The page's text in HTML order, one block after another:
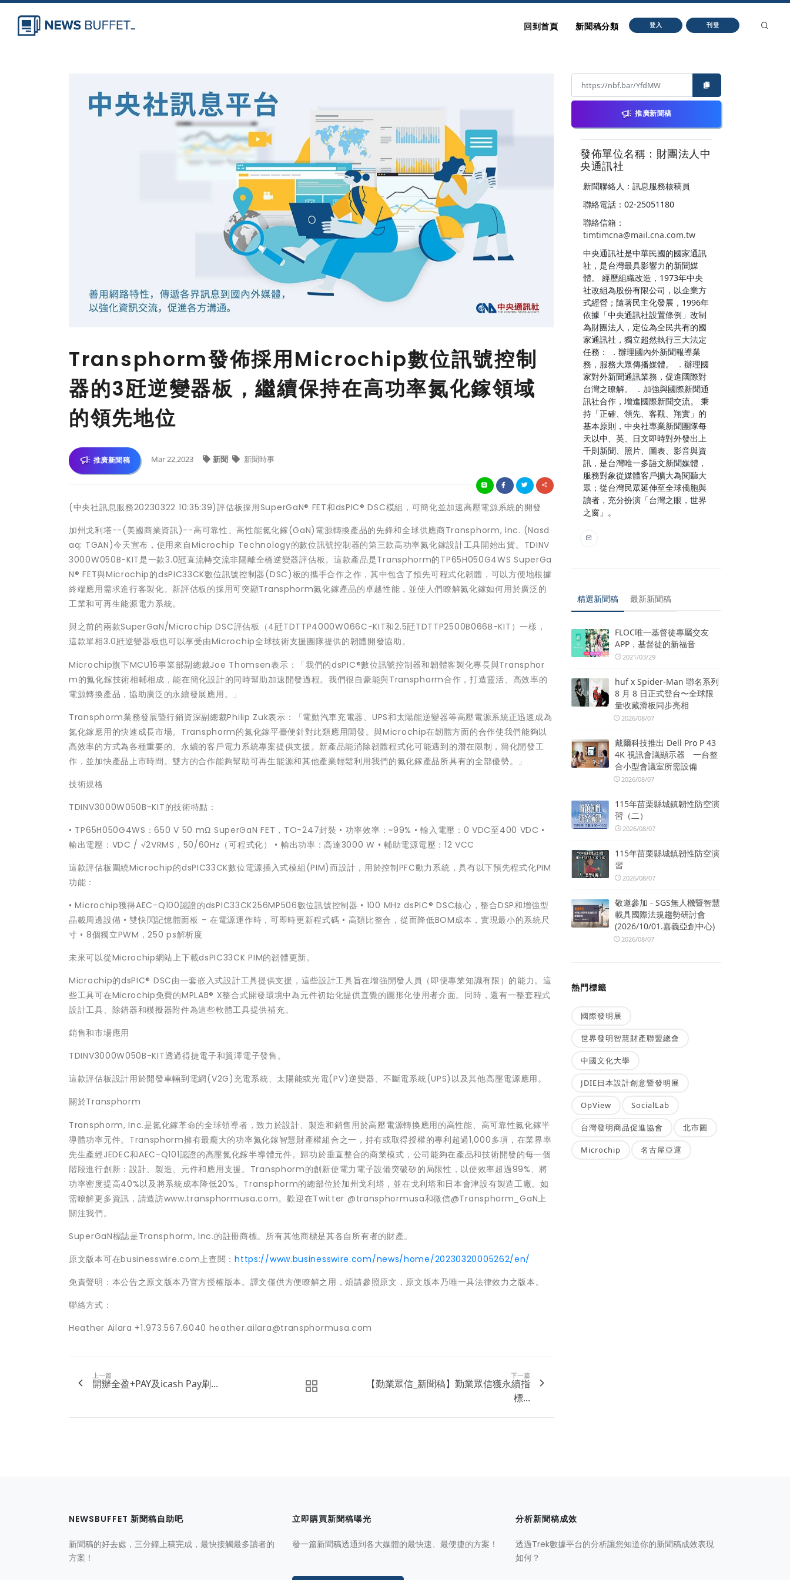
回到首頁 新聞稿分類 登入 刊登
Transphorm發佈採用Microchip數位訊號控制
器的3瓩逆變器板，繼續保持在高功率氮化鎵領域
的領先地位
推廣新聞稿 Mar 22,2023 新聞 新聞時事
(中央社訊息服務20230322 10:35:39)評估板採用SuperGaN® FET和dsPIC® DSC模組，可簡化並加速高壓電源系統的開發
加州戈利塔--(美國商業資訊)--高可靠性、高性能氮化鎵(GaN)電源轉換產品的先鋒和全球供應商Transphorm, Inc. (Nasd
aq: TGAN)今天宣布，使用來自Microchip Technology的數位訊號控制器的第三款高功率氮化鎵設計工具開始出貨。TDINV
3000W050B-KIT是一款3.0瓩直流轉交流非隔離全橋逆變器評估板。這款產品是Transphorm的TP65H050G4WS SuperGa
N® FET與Microchip的dsPIC33CK數位訊號控制器(DSC)板的攜手合作之作，其中包含了預先可程式化韌體，可以方便地根據
終端應用需求進行客製化。新評估板的採用可突顯Transphorm氮化鎵產品的卓越性能，並使人們瞭解氮化鎵如何用於廣泛的
工業和可再生能源電力系統。
與之前的兩款SuperGaN/Microchip DSC評估板（4瓩TDTTP4000W066C-KIT和2.5瓩TDTTP2500B066B-KIT）一樣，
這款單相3.0瓩逆變器板也可以享受由Microchip全球技術支援團隊提供的韌體開發協助。
Microchip旗下MCU16事業部副總裁Joe Thomsen表示：「我們的dsPIC®數位訊號控制器和韌體客製化專長與Transphor
m的氮化鎵技術相輔相成，能在簡化設計的同時幫助加速開發過程。我們很自豪能與Transphorm合作，打造靈活、高效率的
電源轉換產品，協助廣泛的永續發展應用。」
Transphorm業務發展暨行銷資深副總裁Philip Zuk表示：「電動汽車充電器、UPS和太陽能逆變器等高壓電源系統正迅速成為
氮化鎵應用的快速成長市場。Transphorm的氮化鎵平臺便針對此類應用開發。與Microchip在韌體方面的合作使我們能夠以
高效率的方式為各種重要的、永續的客戶電力系統專案提供支援。新產品能消除韌體程式化可能遇到的潛在限制，簡化開發工
作，並加快產品上市時間。雙方的合作能夠幫助可再生能源和其他產業輕鬆利用我們的氮化鎵產品所具有的全部優勢。」
技術規格
TDINV3000W050B-KIT的技術特點：
• TP65H050G4WS：650 V 50 mΩ SuperGaN FET，TO-247封裝 • 功率效率：~99% • 輸入電壓：0 VDC至400 VDC •
輸出電壓：VDC / √2VRMS，50/60Hz（可程式化） • 輸出功率：高達3000 W • 輔助電源電壓：12 VCC
這款評估板圍繞Microchip的dsPIC33CK數位電源插入式模組(PIM)而設計，用於控制PFC動力系統，具有以下預先程式化PIM
功能：
• Microchip獲得AEC-Q100認證的dsPIC33CK256MP506數位訊號控制器 • 100 MHz dsPIC® DSC核心，整合DSP和增強型
晶載周邊設備 • 雙快閃記憶體面板 – 在電源運作時，可即時更新程式碼 • 高類比整合，從而降低BOM成本，實現最小的系統尺
寸 • 8個獨立PWM，250 ps解析度
未來可以從Microchip網站上下載dsPIC33CK PIM的韌體更新。
Microchip的dsPIC® DSC由一套嵌入式設計工具提供支援，這些設計工具旨在增強開發人員（即便專業知識有限）的能力。這
些工具可在Microchip免費的MPLAB® X整合式開發環境中為元件初始化提供直覺的圖形化使用者介面。同時，還有一整套程式
設計工具、除錯器和模擬器附件為這些軟體工具提供補充。
銷售和市場應用
TDINV3000W050B-KIT透過得捷電子和貿澤電子發售。
這款評估板設計用於開發車輛到電網(V2G)充電系統、太陽能或光電(PV)逆變器、不斷電系統(UPS)以及其他高壓電源應用。
關於Transphorm
Transphorm, Inc.是氮化鎵革命的全球領導者，致力於設計、製造和銷售用於高壓電源轉換應用的高性能、高可靠性氮化鎵半
導體功率元件。Transphorm擁有最龐大的功率氮化鎵智慧財產權組合之一，持有或取得授權的專利超過1,000多項，在業界率
先生產經JEDEC和AEC-Q101認證的高壓氮化鎵半導體元件。歸功於垂直整合的商業模式，公司能夠在產品和技術開發的每一個
階段進行創新：設計、製造、元件和應用支援。Transphorm的創新使電力電子設備突破矽的局限性，以使效率超過99%、將
功率密度提高40%以及將系統成本降低20%。Transphorm的總部位於加州戈利塔，並在戈利塔和日本會津設有製造工廠。如
需瞭解更多資訊，請造訪www.transphormusa.com。歡迎在Twitter @transphormusa和微信@Transphorm_GaN上
關注我們。
SuperGaN標誌是Transphorm, Inc.的註冊商標。所有其他商標是其各自所有者的財產。
原文版本可在businesswire.com上查閱：https://www.businesswire.com/news/home/20230320005262/en/
免責聲明：本公告之原文版本乃官方授權版本。譯文僅供方便瞭解之用，煩請參照原文，原文版本乃唯一具法律效力之版本。
聯絡方式：
Heather Ailara +1.973.567.6040 heather.ailara@transphormusa.com
上一篇
開辦全盈+PAY及icash Pay刷...
下一篇
【勤業眾信_新聞稿】勤業眾信獲永續指
標...
推廣新聞稿
發佈單位名稱：財團法人中
央通訊社
新聞聯絡人：訊息服務核稿員
聯絡電話：02-25051180
聯絡信箱：
timtimcna@mail.cna.com.tw
中央通訊社是中華民國的國家通訊
社，是台灣最具影響力的新聞媒
體。 經歷組織改造，1973年中央
社改組為股份有限公司，以企業方
式經營；隨著民主化發展，1996年
依據「中央通訊社設置條例」改制
為財團法人，定位為全民共有的國
家通訊社，獨立超然執行三大法定
任務： ．辦理國內外新聞報導業
務，服務大眾傳播媒體。 ．辦理國
家對外新聞通訊業務，促進國際對
台灣之瞭解。 ．加強與國際新聞通
訊社合作，增進國際新聞交流。 秉
持「正確、領先、客觀、翔實」的
基本原則，中央社專業新聞團隊每
天以中、英、日文即時對外發出上
千則新聞、照片、圖表、影音與資
訊，是台灣唯一多語文新聞媒體，
服務對象從媒體客戶擴大為閱聽大
眾；從台灣民眾延伸至全球僑胞與
讀者，充分扮演「台灣之眼，世界
之窗」。
精選新聞稿 最新新聞稿
FLOC唯一基督徒專屬交友
APP，基督徒的新福音
2021/03/29
huf x Spider-Man 聯名系列
8 月 8 日正式登台〜全球限
量收藏滑板同步亮相
2026/08/07
戴爾科技推出 Dell Pro P 43
4K 視訊會議顯示器 一台整
合小型會議室所需設備
2026/08/07
115年苗栗縣城鎮韌性防空演
習（二）
2026/08/07
115年苗栗縣城鎮韌性防空演
習
2026/08/07
敬邀參加 - SGS無人機暨智慧
載具國際法規趨勢研討會
(2026/10/01.嘉義亞創中心)
2026/08/07
熱門標籤
國際發明展
世界發明智慧財產聯盟總會
中國文化大學
JDIE日本設計創意暨發明展
OpView SocialLab
台灣發明商品促進協會 北市圖
Microchip 名古屋亞運
NEWSBUFFET 新聞稿自助吧
新聞稿的好去處，三分鐘上稿完成，最快接觸最多讀者的
方案！
立即購買新聞稿曝光
發一篇新聞稿透通到各大媒體的最快速、最便捷的方案！
分析新聞稿成效
透過Trek數據平台的分析讓您知道你的新聞稿成效表現
如何？